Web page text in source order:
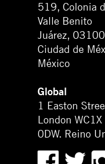
519, Colonia
Valle Benito
Juárez,
Ciudad de
México
Global
1 Easton
London WC1X
0DW. Reino